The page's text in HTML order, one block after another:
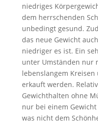
niedriges
dem herrschenden
unbedingt gesund.
das neue Gewicht
niedriger es ist. Ein
unter Umständen nur
lebenslangem
erkauft werden.
Gewichthalten ohne
nur bei einem
was nicht dem